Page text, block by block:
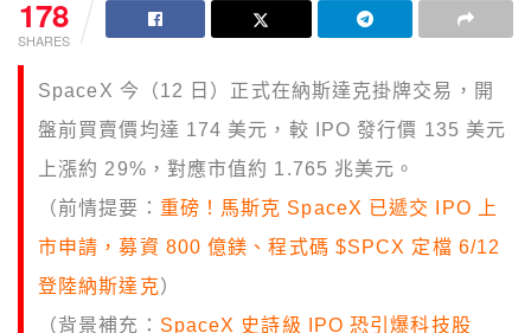
178
SHARES
SpaceX 今（12 日）正式在納斯達克掛牌交易，開
盤前買賣價均達 174 美元，較 IPO 發行價 135 美元
上漲約 29%，對應市值約 1.765 兆美元。
（前情提要： 重磅！馬斯克 SpaceX 已遞交 IPO 上
市申請，募資 800 億鎂、程式碼 $SPCX 定檔 6/12
登陸納斯達克）
（背景補充： SpaceX 史詩級 IPO 恐引爆科技股